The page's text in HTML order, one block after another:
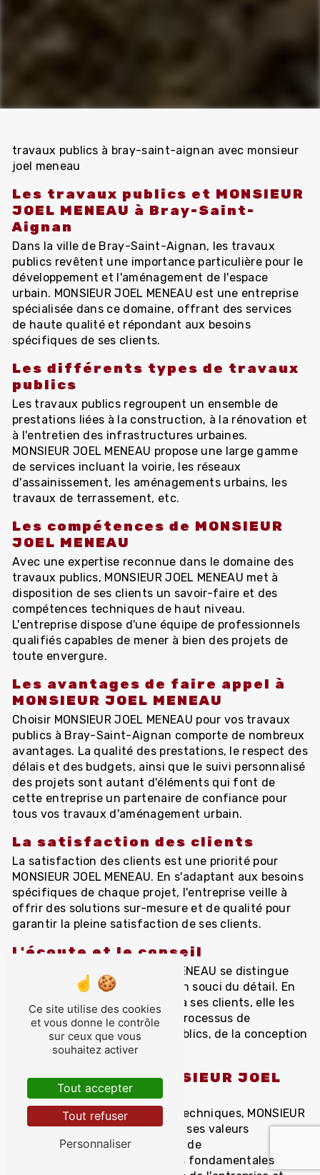
travaux publics à bray-saint-aignan avec monsieur
joel meneau
Les travaux publics et MONSIEUR
JOEL MENEAU à Bray-Saint-
Aignan
Dans la ville de Bray-Saint-Aignan, les travaux
publics revêtent une importance particulière pour le
développement et l'aménagement de l'espace
urbain. MONSIEUR JOEL MENEAU est une entreprise
spécialisée dans ce domaine, offrant des services
de haute qualité et répondant aux besoins
spécifiques de ses clients.
Les différents types de travaux
publics
Les travaux publics regroupent un ensemble de
prestations liées à la construction, à la rénovation et
à l'entretien des infrastructures urbaines.
MONSIEUR JOEL MENEAU propose une large gamme
de services incluant la voirie, les réseaux
d'assainissement, les aménagements urbains, les
travaux de terrassement, etc.
Les compétences de MONSIEUR
JOEL MENEAU
Avec une expertise reconnue dans le domaine des
travaux publics, MONSIEUR JOEL MENEAU met à
disposition de ses clients un savoir-faire et des
compétences techniques de haut niveau.
L'entreprise dispose d'une équipe de professionnels
qualifiés capables de mener à bien des projets de
toute envergure.
Les avantages de faire appel à
MONSIEUR JOEL MENEAU
Choisir MONSIEUR JOEL MENEAU pour vos travaux
publics à Bray-Saint-Aignan comporte de nombreux
avantages. La qualité des prestations, le respect des
délais et des budgets, ainsi que le suivi personnalisé
des projets sont autant d'éléments qui font de
cette entreprise un partenaire de confiance pour
tous vos travaux d'aménagement urbain.
La satisfaction des clients
La satisfaction des clients est une priorité pour
MONSIEUR JOEL MENEAU. En s'adaptant aux besoins
spécifiques de chaque projet, l'entreprise veille à
offrir des solutions sur-mesure et de qualité pour
garantir la pleine satisfaction de ses clients.
L'écoute et le conseil
L'équipe de MONSIEUR JOEL MENEAU se distingue
par son écoute attentive et son souci du détail. En
apportant des conseils avisés à ses clients, elle les
accompagne tout au long du processus de
réalisation de leurs travaux publics, de la conception
à la livraison.
Les valeurs de MONSIEUR JOEL
MENEAU
Au-delà de ses compétences techniques, MONSIEUR
JOEL MENEAU se distingue par ses valeurs
d'intégrité, de transparence et de
professionnalisme. Ces valeurs fondamentales
Ce site utilise des cookies
et vous donne le contrôle
sur ceux que vous
souhaitez activer
Tout accepter
Tout refuser
Personnaliser